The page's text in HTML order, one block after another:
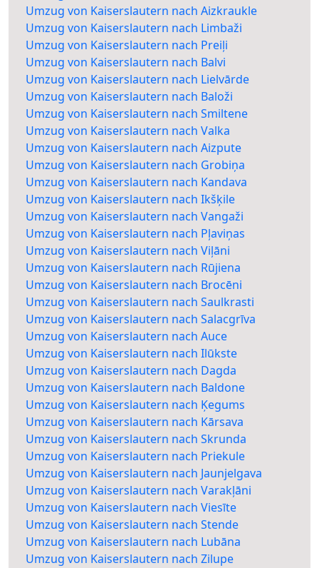
Umzug von Kaiserslautern nach Aizkraukle
Umzug von Kaiserslautern nach Limbaži
Umzug von Kaiserslautern nach Preiļi
Umzug von Kaiserslautern nach Balvi
Umzug von Kaiserslautern nach Lielvārde
Umzug von Kaiserslautern nach Baloži
Umzug von Kaiserslautern nach Smiltene
Umzug von Kaiserslautern nach Valka
Umzug von Kaiserslautern nach Aizpute
Umzug von Kaiserslautern nach Grobiņa
Umzug von Kaiserslautern nach Kandava
Umzug von Kaiserslautern nach Ikšķile
Umzug von Kaiserslautern nach Vangaži
Umzug von Kaiserslautern nach Pļaviņas
Umzug von Kaiserslautern nach Viļāni
Umzug von Kaiserslautern nach Rūjiena
Umzug von Kaiserslautern nach Brocēni
Umzug von Kaiserslautern nach Saulkrasti
Umzug von Kaiserslautern nach Salacgrīva
Umzug von Kaiserslautern nach Auce
Umzug von Kaiserslautern nach Ilūkste
Umzug von Kaiserslautern nach Dagda
Umzug von Kaiserslautern nach Baldone
Umzug von Kaiserslautern nach Ķegums
Umzug von Kaiserslautern nach Kārsava
Umzug von Kaiserslautern nach Skrunda
Umzug von Kaiserslautern nach Priekule
Umzug von Kaiserslautern nach Jaunjelgava
Umzug von Kaiserslautern nach Varakļāni
Umzug von Kaiserslautern nach Viesīte
Umzug von Kaiserslautern nach Stende
Umzug von Kaiserslautern nach Lubāna
Umzug von Kaiserslautern nach Zilupe